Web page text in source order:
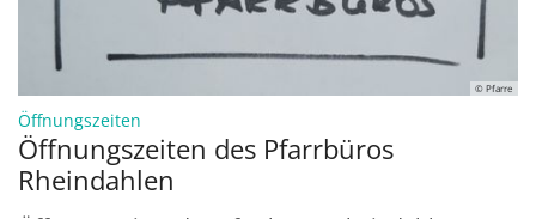
© Pfarre
Öffnungszeiten
Öffnungszeiten des Pfarrbüros
Rheindahlen